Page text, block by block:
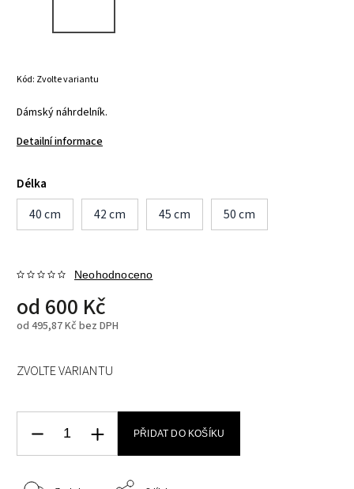
Kód: Zvolte variantu
Dámský náhrdelník.
Detailní informace
Délka
40 cm
42 cm 45 cm 50 cm
Neohodnoceno
od 600 Kč
od 495,87 Kč bez DPH
ZVOLTE VARIANTU
PŘIDAT DO KOŠÍKU